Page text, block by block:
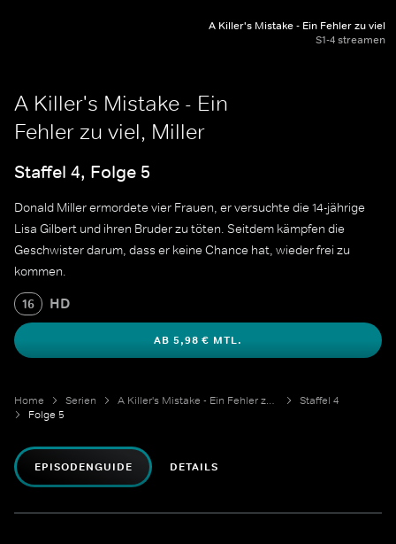
A Killer's Mistake - Ein Fehler zu viel
S1-4 streamen
A Killer's Mistake - Ein
Fehler zu viel, Miller
Staffel 4, Folge 5
Donald Miller ermordete vier Frauen, er versuchte die 14-jährige
Lisa Gilbert und ihren Bruder zu töten. Seitdem kämpfen die
Geschwister darum, dass er keine Chance hat, wieder frei zu
kommen.
16 HD
AB 5,98 € MTL.
Home Serien A Killer's Mistake - Ein Fehler zu viel
Staffel 4
Folge 5
EPISODENGUIDE DETAILS